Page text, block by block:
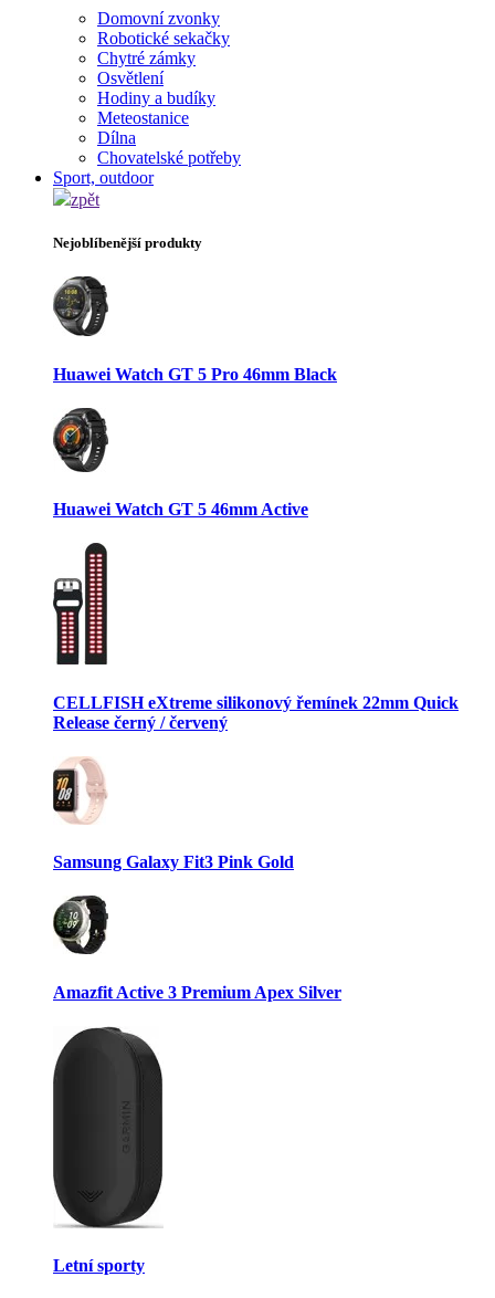
Domovní zvonky
Robotické sekačky
Chytré zámky
Osvětlení
Hodiny a budíky
Meteostanice
Dílna
Chovatelské potřeby
Sport, outdoor
zpět
Nejoblíbenější produkty
Huawei Watch GT 5 Pro 46mm Black
Huawei Watch GT 5 46mm Active
CELLFISH eXtreme silikonový řemínek 22mm Quick
Release černý / červený
Samsung Galaxy Fit3 Pink Gold
Amazfit Active 3 Premium Apex Silver
Letní sporty